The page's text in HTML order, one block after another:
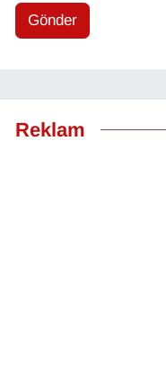
Gönder
Reklam